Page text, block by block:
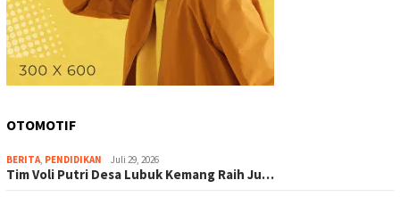
OTOMOTIF
BERITA, PENDIDIKAN Juli 29, 2026
Tim Voli Putri Desa Lubuk Kemang Raih Ju…